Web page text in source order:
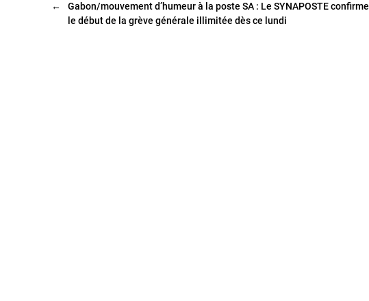
←
Gabon/mouvement d’humeur à la poste SA : Le SYNAPOSTE confirme
le début de la grève générale illimitée dès ce lundi